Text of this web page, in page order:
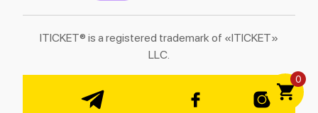
0
ITICKET® is a registered trademark of «ITICKET»
LLC.